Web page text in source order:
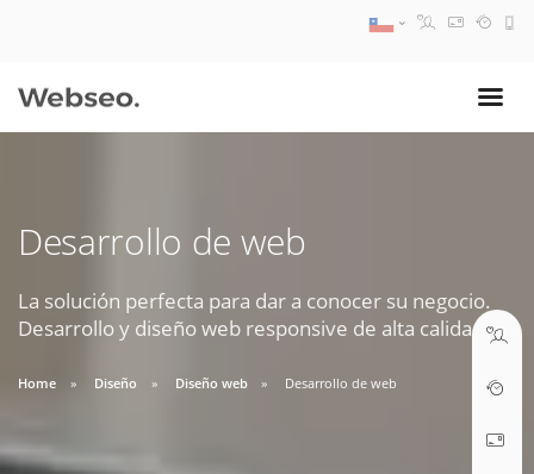
Desarrollo de web
La solución perfecta para dar a conocer su negocio.
Desarrollo y diseño web responsive de alta calidad.
Home Diseño Diseño web Desarrollo de web
09:30 AM A 18:30 PM
soporte@webseo.cl